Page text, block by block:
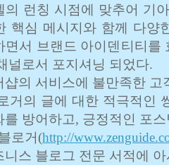
의 런칭 시점에 맞추어 기
핵심 메시지와 함께 다양
면서 브랜드 아이덴티티를
널로서 포지셔닝 되었다.
샵의 서비스에 불만족한
거의 글에 대한 적극적인
를 방어하고, 긍정적인 포
로거(http://
니스 블로그 전문 서적에